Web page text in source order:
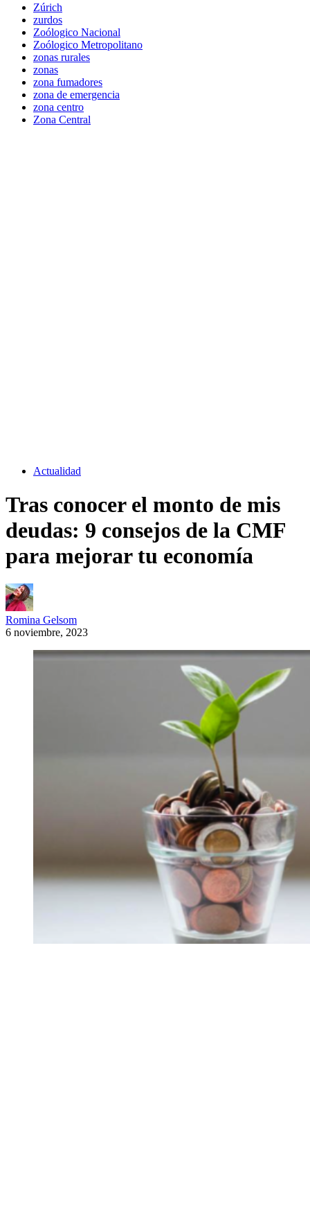
Zúrich
zurdos
Zoólogico Nacional
Zoólogico Metropolitano
zonas rurales
zonas
zona fumadores
zona de emergencia
zona centro
Zona Central
Actualidad
Tras conocer el monto de mis
deudas: 9 consejos de la CMF
para mejorar tu economía
Romina Gelsom
6 noviembre, 2023